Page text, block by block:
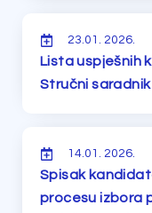
23.01. 2026.
Lista uspješnih
Stručni
14.01. 2026.
Spisak
procesu izbora